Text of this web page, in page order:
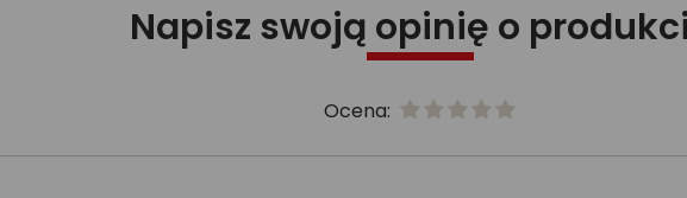
Napisz swoją opinię o
Ocena: